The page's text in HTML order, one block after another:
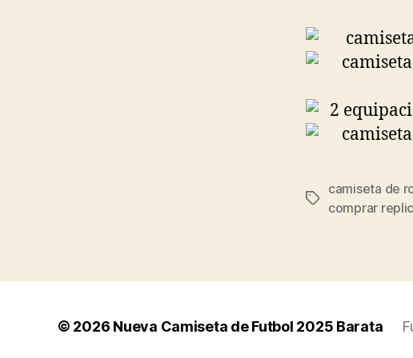
Etiquetas
camiseta de
comprar
© 2026 Nueva Camiseta de Futbol 2025 Barata